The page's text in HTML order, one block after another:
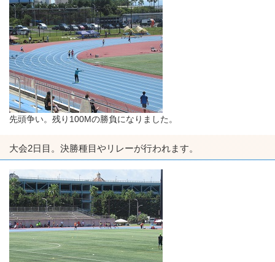
先頭争い。残り100Mの勝負になりました。
大会2日目。決勝種目やリレーが行われます。